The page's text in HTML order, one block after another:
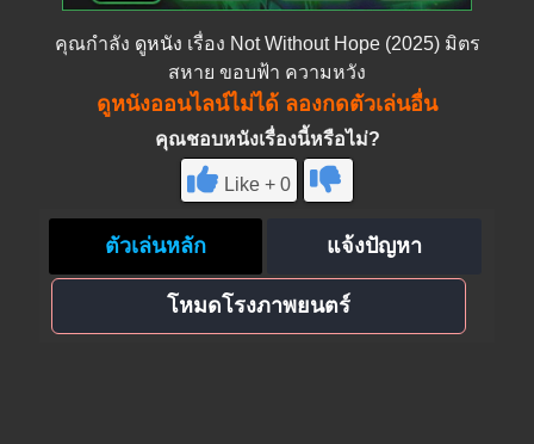
คุณกำลัง ดูหนัง เรื่อง Not Without Hope (2025) มิตร
สหาย ขอบฟ้า ความหวัง
ดูหนังออนไลน์ไม่ได้ ลองกดตัวเล่นอื่น
คุณชอบหนังเรื่องนี้หรือไม่?
Like + 0
ตัวเล่นหลัก แจ้งปัญหา
โหมดโรงภาพยนตร์